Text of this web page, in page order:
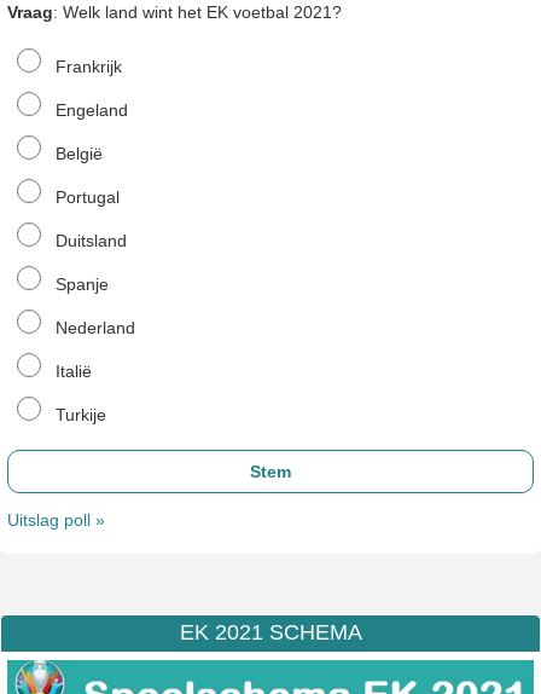
Vraag: Welk land wint het EK voetbal 2021?
Frankrijk
Engeland
België
Portugal
Duitsland
Spanje
Nederland
Italië
Turkije
Uitslag poll »
EK 2021 SCHEMA